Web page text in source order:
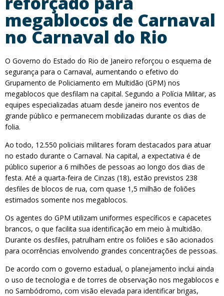
megablocos de Carnaval
no Carnaval do Rio
O Governo do Estado do Rio de Janeiro reforçou o esquema de
segurança para o Carnaval, aumentando o efetivo do
Grupamento de Policiamento em Multidão (GPM) nos
megablocos que desfilam na capital. Segundo a Polícia Militar, as
equipes especializadas atuam desde janeiro nos eventos de
grande público e permanecem mobilizadas durante os dias de
folia.
Ao todo, 12.550 policiais militares foram destacados para atuar
no estado durante o Carnaval. Na capital, a expectativa é de
público superior a 6 milhões de pessoas ao longo dos dias de
festa. Até a quarta-feira de Cinzas (18), estão previstos 238
desfiles de blocos de rua, com quase 1,5 milhão de foliões
estimados somente nos megablocos.
Os agentes do GPM utilizam uniformes específicos e capacetes
brancos, o que facilita sua identificação em meio à multidão.
Durante os desfiles, patrulham entre os foliões e são acionados
para ocorrências envolvendo grandes concentrações de pessoas.
De acordo com o governo estadual, o planejamento inclui ainda
o uso de tecnologia e de torres de observação nos megablocos e
no Sambódromo, com visão elevada para identificar brigas,